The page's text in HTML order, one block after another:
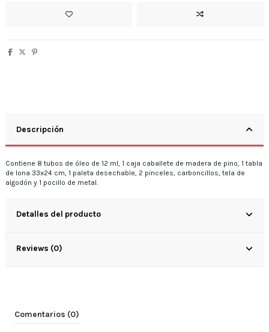
Descripción
Contiene 8 tubos de óleo de 12 ml, 1 caja caballete de madera de pino, 1 tabla
de lona 33x24 cm, 1 paleta desechable, 2 pinceles, carboncillos, tela de
algodón y 1 pocillo de metal.
Detalles del producto
Reviews (0)
Comentarios (0)